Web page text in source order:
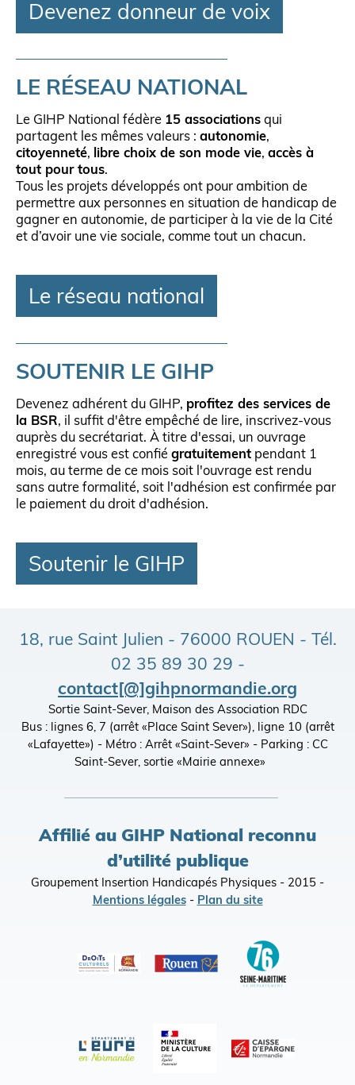
Devenez donneur de voix
LE RÉSEAU NATIONAL
Le GIHP National fédère 15 associations qui
partagent les mêmes valeurs : autonomie,
citoyenneté, libre choix de son mode vie, accès à
tout pour tous.
Tous les projets développés ont pour ambition de
permettre aux personnes en situation de handicap de
gagner en autonomie, de participer à la vie de la Cité
et d’avoir une vie sociale, comme tout un chacun.
Le réseau national
SOUTENIR LE GIHP
Devenez adhérent du GIHP, profitez des services de
la BSR, il suffit d'être empêché de lire, inscrivez-vous
auprès du secrétariat. À titre d'essai, un ouvrage
enregistré vous est confié gratuitement pendant 1
mois, au terme de ce mois soit l'ouvrage est rendu
sans autre formalité, soit l'adhésion est confirmée par
le paiement du droit d'adhésion.
Soutenir le GIHP
18, rue Saint Julien - 76000 ROUEN - Tél.
02 35 89 30 29 -
contact[@]gihpnormandie.org
Sortie Saint-Sever, Maison des Association RDC
Bus : lignes 6, 7 (arrêt «Place Saint Sever»), ligne 10 (arrêt
«Lafayette») - Métro : Arrêt «Saint-Sever» - Parking : CC
Saint-Sever, sortie «Mairie annexe»
Affilié au GIHP National reconnu
d’utilité publique
Groupement Insertion Handicapés Physiques - 2015 -
Mentions légales- Plan du site